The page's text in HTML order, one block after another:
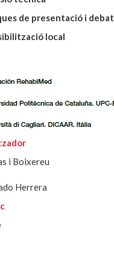
de presentació i debat
local
i Boixereu
Herrera